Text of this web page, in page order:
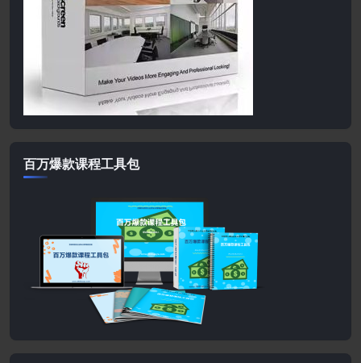
百万爆款课程工具包